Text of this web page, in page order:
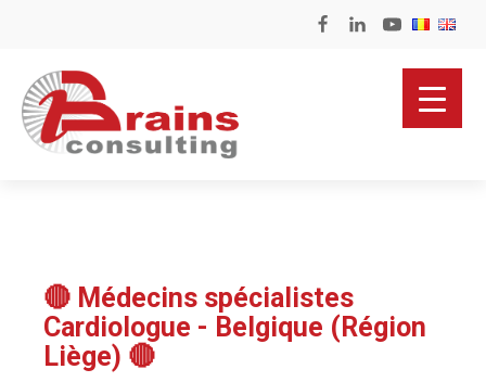
🔴 Médecins spécialistes
Cardiologue - Belgique (Région
Liège) 🔴